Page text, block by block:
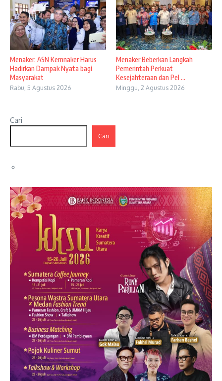
Menaker: ASN Kemnaker Harus
Hadirkan Dampak Nyata bagi
Masyarakat
Rabu, 5 Agustus 2026
Menaker Beberkan Langkah
Pemerintah Perkuat
Kesejahteraan dan Pel ...
Minggu, 2 Agustus 2026
Cari
Cari